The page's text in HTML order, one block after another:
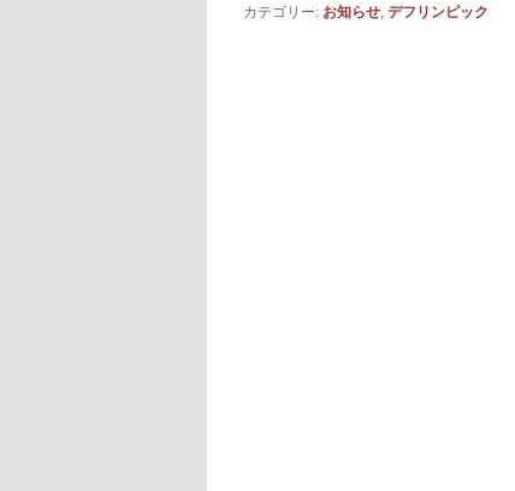
カテゴリー: お知らせ, デフリンピック